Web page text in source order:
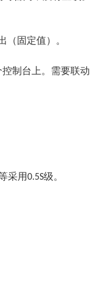
（固定值）。
制台上。需要联动
采用0.5S级。